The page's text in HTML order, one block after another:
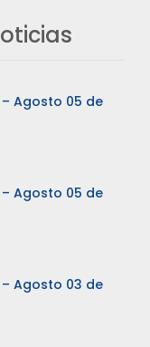
Agosto 05 de
Agosto 05 de
Agosto 03 de